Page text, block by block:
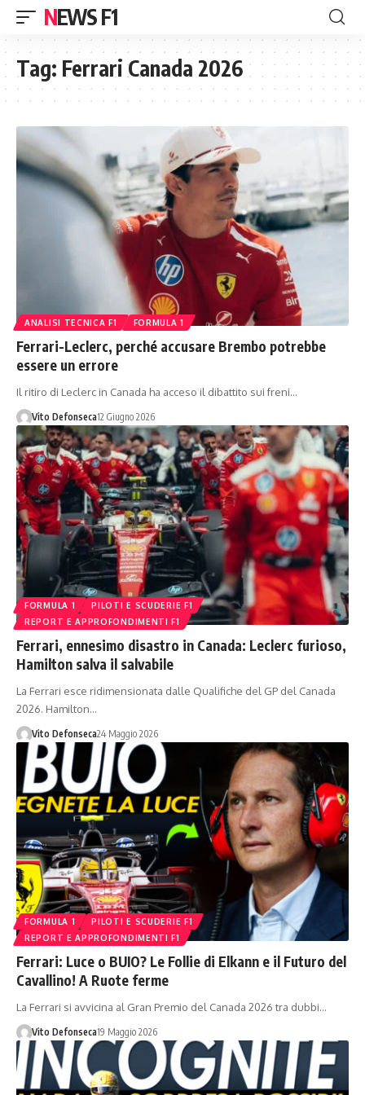
NEWS F1
Tag: Ferrari Canada 2026
ANALISI TECNICA F1 FORMULA 1
Ferrari-Leclerc, perché accusare Brembo potrebbe
essere un errore
Il ritiro di Leclerc in Canada ha acceso il dibattito sui freni…
Vito Defonseca12 Giugno 2026
FORMULA 1
PILOTI E SCUDERIE F1
REPORT E APPROFONDIMENTI F1
Ferrari, ennesimo disastro in Canada: Leclerc furioso,
Hamilton salva il salvabile
La Ferrari esce ridimensionata dalle Qualifiche del GP del Canada
2026. Hamilton…
Vito Defonseca24 Maggio 2026
FORMULA 1
PILOTI E SCUDERIE F1
REPORT E APPROFONDIMENTI F1
Ferrari: Luce o BUIO? Le Follie di Elkann e il Futuro del
Cavallino! A Ruote ferme
La Ferrari si avvicina al Gran Premio del Canada 2026 tra dubbi…
Vito Defonseca19 Maggio 2026